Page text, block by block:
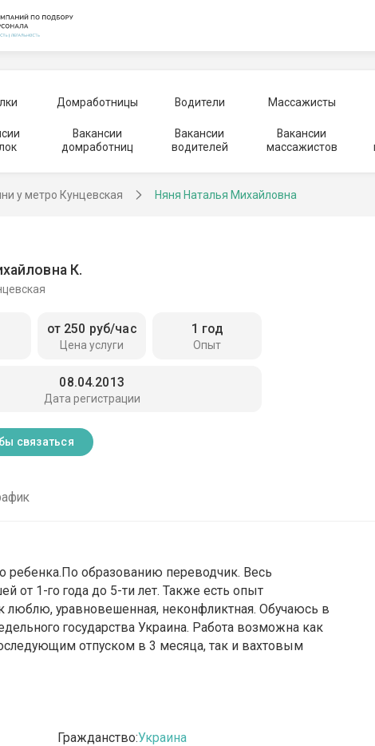
Домработницы Водители Массажисты
Вакансии
домработниц
Вакансии
водителей
Вакансии
массажистов
у метро Кунцевская Няня Наталья Михайловна
К.
Цена услуги
от 250 руб/час
Опыт
1 год
Дата регистрации
08.04.2013
связаться
ребенка.По образованию переводчик. Весь
от 1-го года до 5-ти лет. Также есть опыт
люблю, уравновешенная, неконфликтная. Обучаюсь в
государства Украина. Работа возможна как
отпуском в 3 месяца, так и вахтовым
Гражданство:Украина